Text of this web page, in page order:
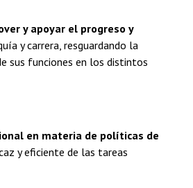
y apoyar el progreso y
y carrera, resguardando la
sus funciones en los distintos
en materia de políticas de
y eficiente de las tareas